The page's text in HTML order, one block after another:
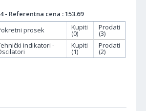
- Referentna cena : 153.69
prosek Kupiti
(0)
Prodati
(3)
indikatori -
Kupiti
(1)
Prodati
(2)